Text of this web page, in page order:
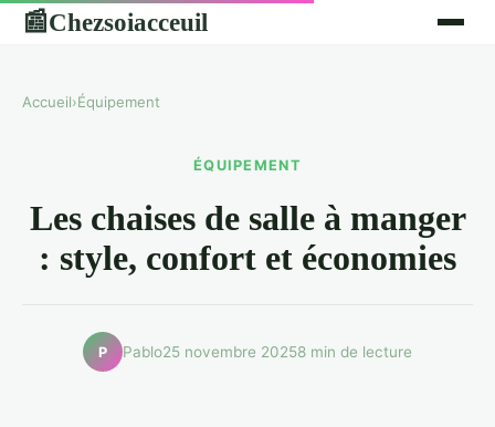
📰Chezsoiacceuil
Accueil›Équipement
ÉQUIPEMENT
Les chaises de salle à manger
: style, confort et économies
P Pablo25 novembre 20258 min de lecture